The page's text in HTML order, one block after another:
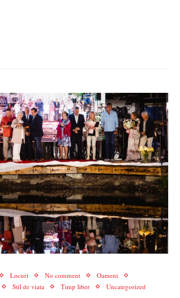
Locuri No comment
Oameni
Stil de viata Timp liber Uncategorized